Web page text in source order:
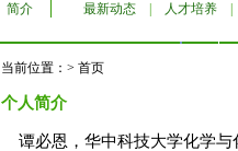
简介
最新动态 人才培养
当前位置：> 首页
个人简介
谭必恩，华中科技大学化学与